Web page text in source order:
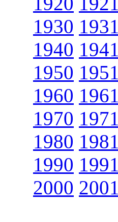
1930 1931
1940 1941
1950 1951
1960 1961
1970 1971
1980 1981
1990 1991
2000 2001